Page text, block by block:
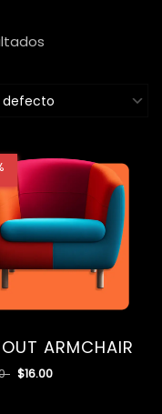
ARMCHAIR
$16.00